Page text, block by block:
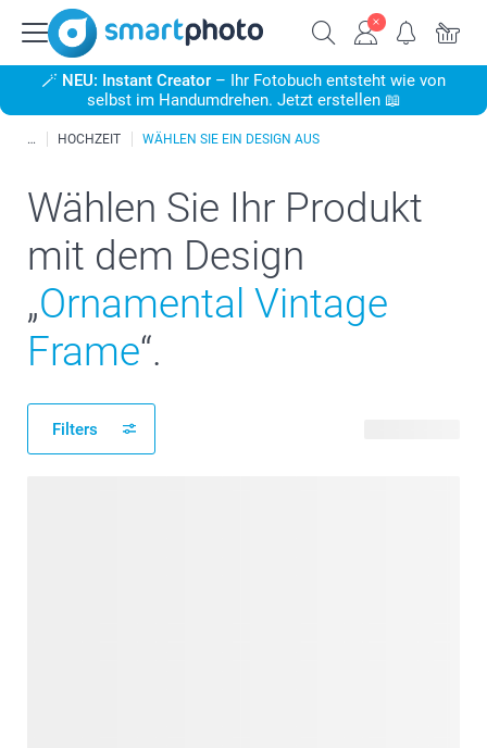
🪄 NEU: Instant Creator – Ihr Fotobuch entsteht wie von
selbst im Handumdrehen. Jetzt erstellen 📖
HOCHZEIT WÄHLEN SIE EIN DESIGN AUS
Wählen Sie Ihr Produkt
mit dem Design
„Ornamental Vintage
Frame“.
Filters